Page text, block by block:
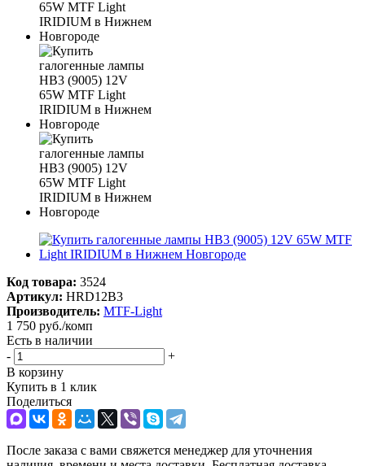
Код товара: 3524
Артикул: HRD12B3
Производитель: MTF-Light
1 750 руб./комп
Есть в наличии
-
+
В корзину
Купить в 1 клик
Поделиться
После заказа с вами свяжется менеджер для уточнения